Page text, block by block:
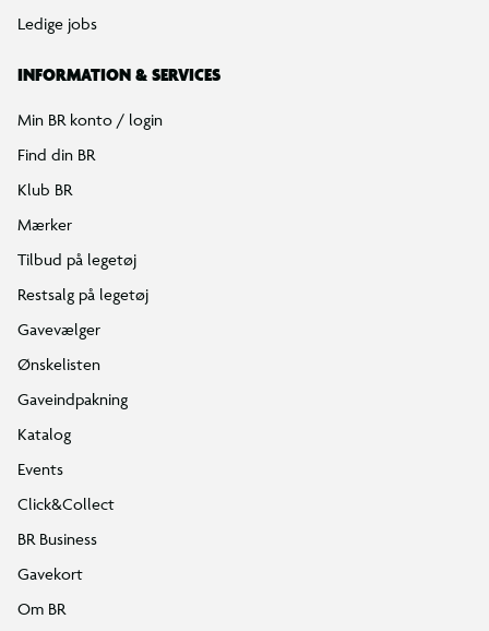
Ledige jobs
INFORMATION & SERVICES
Min BR konto / login
Find din BR
Klub BR
Mærker
Tilbud på legetøj
Restsalg på legetøj
Gavevælger
Ønskelisten
Gaveindpakning
Katalog
Events
Click&Collect
BR Business
Gavekort
Om BR